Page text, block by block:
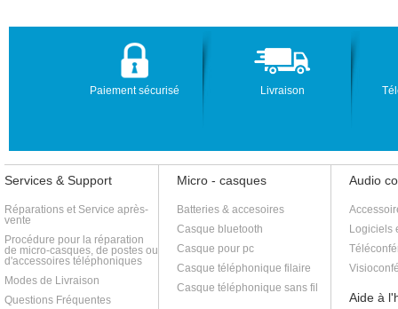
Paiement sécurisé Livraison
Services & Support
Réparations et Service après-
vente
Procédure pour la réparation
de micro-casques, de postes ou
d'accessoires téléphoniques
Modes de Livraison
Questions Fréquentes
Micro - casques
Batteries & accesoires
Casque bluetooth
Casque pour pc
Casque téléphonique filaire
Casque téléphonique sans fil
Audio
Logiciels
Aide à